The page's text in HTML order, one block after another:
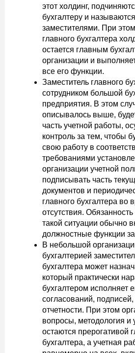
этот холдинг,
бухгалтеру и
заместителями. При
главного бухгалтера
остается главным
организации и
все его функции.
Заместитель главного
сотрудником большой
предприятия. В этом
описывалось выше,
часть учетной работы,
контроль за тем, чтобы
свою работу в
требованиями
организации учетной
подписывать часть
документов и
главного бухгалтера во
отсутствия.
такой ситуации обычно
должностные функции
В небольшой
бухгалтерией
бухгалтера может
который практически
бухгалтером исполняет
согласований,
отчетности. При этом
вопросы, методология и
остаются прерогативой
бухгалтера, а учетная